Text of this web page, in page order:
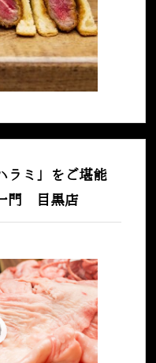
ラミ」をご堪能
門 目黒店